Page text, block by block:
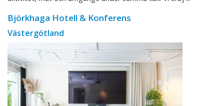
Björkhaga Hotell & Konferens
Västergötland